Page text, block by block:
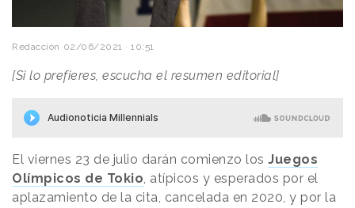
Redacción 02/06/2021 · 10:51
[Si lo prefieres, escucha el resumen editorial]
El viernes 23 de julio darán comienzo los Juegos
Olímpicos de Tokio, atípicos y esperados por el
aplazamiento de la cita, cancelada en 2020, y por la